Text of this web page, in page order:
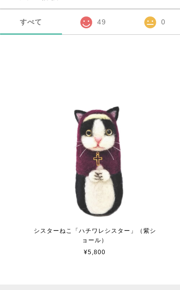
すべて 49 0
シスターねこ「ハチワレシスター」（紫シ
ョール）
¥5,800